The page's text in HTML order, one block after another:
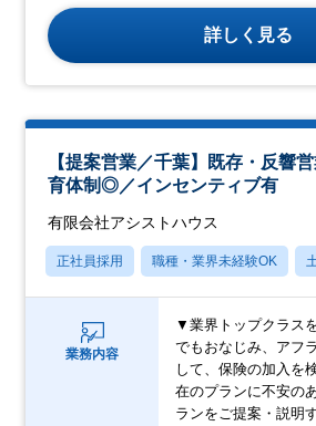
詳しく見る
【提案営業／千葉】既存・反響
育体制◎／インセンティブ有
有限会社アシストハウス
正社員採用 職種・業界未経験OK
業務内容
▼業界トップクラス
でもおなじみ、アフ
して、保険の加入を
在のプランに不安の
ランをご提案・説明